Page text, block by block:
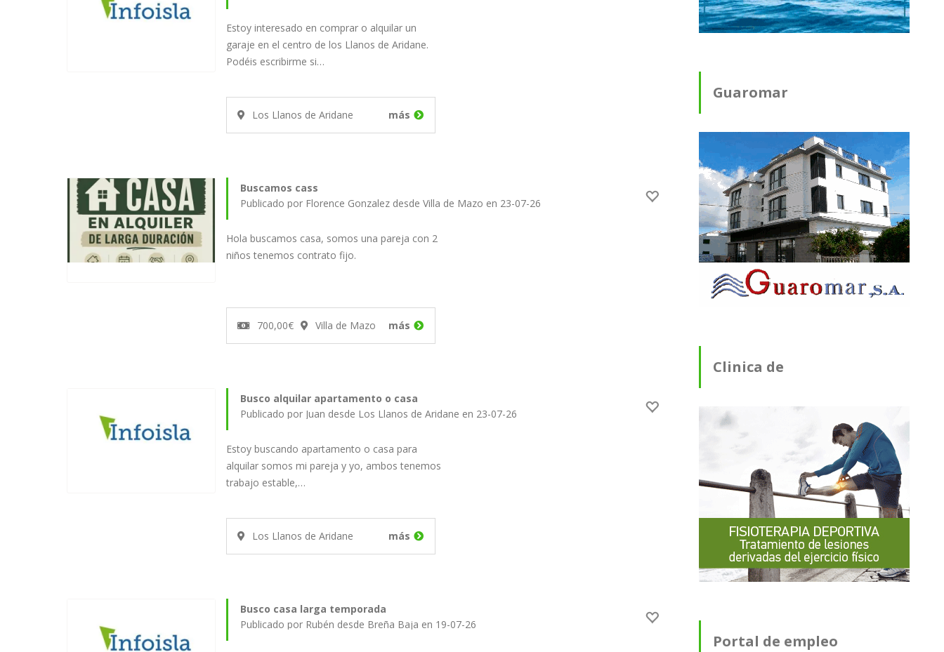
Estoy interesado en comprar o alquilar un
garaje en el centro de los Llanos de Aridane.
Podéis escribirme si…
Los Llanos de Aridane más
Buscamos cass
Publicado por Florence Gonzalez desde Villa de Mazo en 23-07-26
Hola buscamos casa, somos una pareja con 2
niños tenemos contrato fijo.
700,00€ Villa de Mazo más
Busco alquilar apartamento o casa
Publicado por Juan desde Los Llanos de Aridane en 23-07-26
Estoy buscando apartamento o casa para
alquilar somos mi pareja y yo, ambos tenemos
trabajo estable,…
Los Llanos de Aridane más
Busco casa larga temporada
Publicado por Rubén desde Breña Baja en 19-07-26
Guaromar
Clinica de
Fisioterapia
Portal de empleo